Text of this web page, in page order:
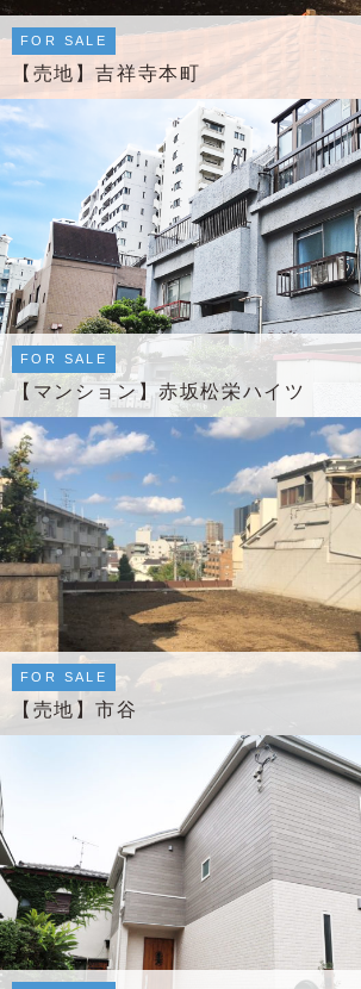
FOR SALE
【売地】吉祥寺本町
FOR SALE
【マンション】赤坂松栄ハイツ
FOR SALE
【売地】市谷